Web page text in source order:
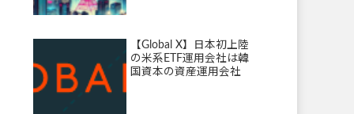
【Global X】日本初上陸
の米系ETF運用会社は韓
国資本の資産運用会社